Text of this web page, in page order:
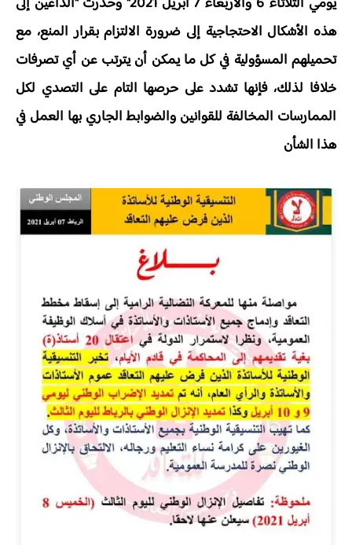
هذه الأشكال الاحتجاجية إلى ضرورة الالتزام بقرار المنع، مع
تحميلهم المسؤولية في كل ما يمكن أن يترتب عن أي تصرفات
خلافا لذلك، فإنها تشدد على حرصها التام على التصدي لكل
الممارسات المخالفة للقوانين والضوابط الجاري بها العمل في
هذا الشأن